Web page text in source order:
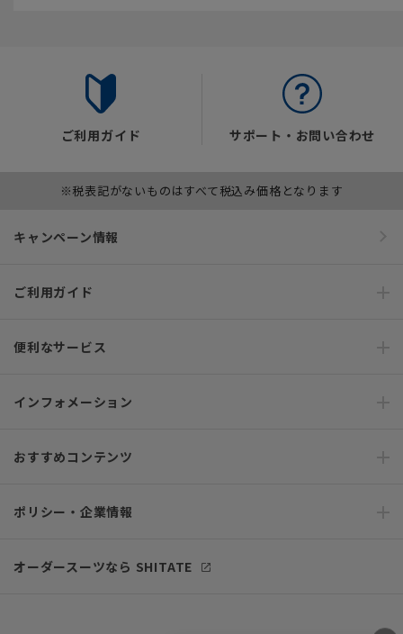
ご利用ガイド サポート・お問い合わせ
※税表記がないものはすべて税込み価格となります
キャンペーン情報
ご利用ガイド
便利なサービス
インフォメーション
おすすめコンテンツ
ポリシー・企業情報
オーダースーツなら SHITATE